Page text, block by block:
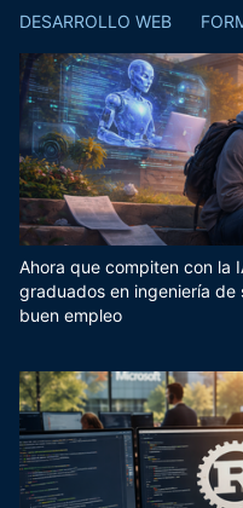
DESARROLLO WEB
Ahora que compiten con la
graduados en ingeniería
buen empleo